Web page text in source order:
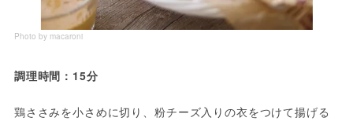
Photo by macaroni
調理時間：15分
鶏ささみを小さめに切り、粉チーズ入りの衣をつけて揚げる